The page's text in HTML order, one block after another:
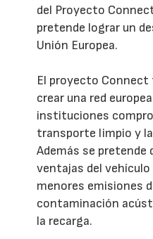
del Proyecto
pretende lograr un
Unión Europea.
El proyecto
crear una red
instituciones
transporte limpio y
Además se pretende
ventajas del
menores emisiones
contaminación
la recarga.